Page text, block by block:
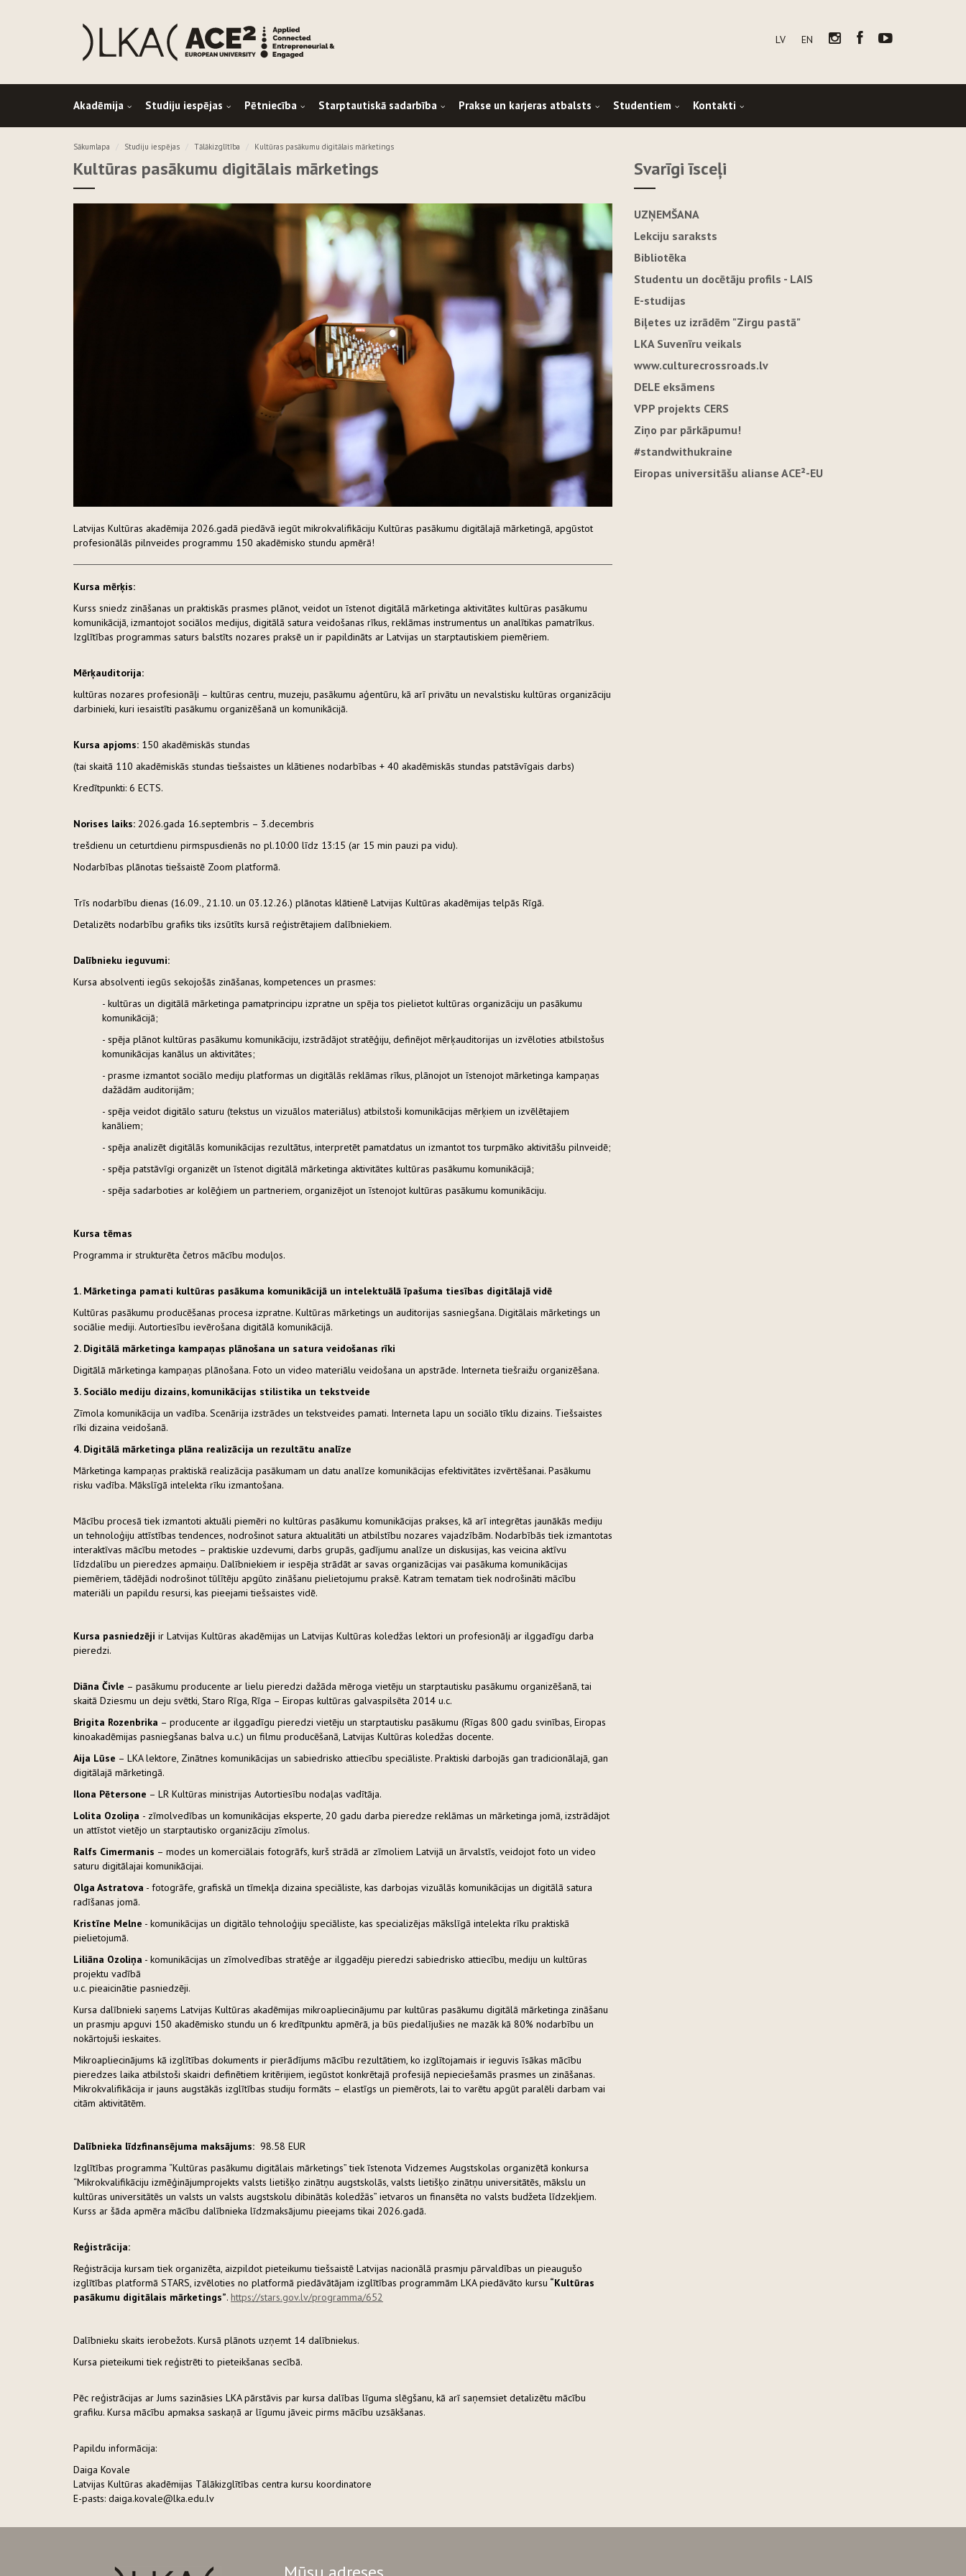
LV EN
Akadēmija Studiju iespējas Pētniecība Starptautiskā sadarbība Prakse un karjeras atbalsts Studentiem Kontakti
Sākumlapa Studiju iespējas Tālākizglītība Kultūras pasākumu digitālais mārketings
Kultūras pasākumu digitālais mārketings
Latvijas Kultūras akadēmija 2026.gadā piedāvā iegūt mikrokvalifikāciju Kultūras pasākumu digitālajā mārketingā, apgūstot
profesionālās pilnveides programmu 150 akadēmisko stundu apmērā!
Kursa mērķis:
Kurss sniedz zināšanas un praktiskās prasmes plānot, veidot un īstenot digitālā mārketinga aktivitātes kultūras pasākumu
komunikācijā, izmantojot sociālos medijus, digitālā satura veidošanas rīkus, reklāmas instrumentus un analītikas pamatrīkus.
Izglītības programmas saturs balstīts nozares praksē un ir papildināts ar Latvijas un starptautiskiem piemēriem.
Mērķauditorija:
kultūras nozares profesionāļi – kultūras centru, muzeju, pasākumu aģentūru, kā arī privātu un nevalstisku kultūras organizāciju
darbinieki, kuri iesaistīti pasākumu organizēšanā un komunikācijā.
Kursa apjoms: 150 akadēmiskās stundas
(tai skaitā 110 akadēmiskās stundas tiešsaistes un klātienes nodarbības + 40 akadēmiskās stundas patstāvīgais darbs)
Kredītpunkti: 6 ECTS.
Norises laiks: 2026.gada 16.septembris – 3.decembris
trešdienu un ceturtdienu pirmspusdienās no pl.10:00 līdz 13:15 (ar 15 min pauzi pa vidu).
Nodarbības plānotas tiešsaistē Zoom platformā.
Trīs nodarbību dienas (16.09., 21.10. un 03.12.26.) plānotas klātienē Latvijas Kultūras akadēmijas telpās Rīgā.
Detalizēts nodarbību grafiks tiks izsūtīts kursā reģistrētajiem dalībniekiem.
Dalībnieku ieguvumi:
Kursa absolventi iegūs sekojošās zināšanas, kompetences un prasmes:
- kultūras un digitālā mārketinga pamatprincipu izpratne un spēja tos pielietot kultūras organizāciju un pasākumu
komunikācijā;
- spēja plānot kultūras pasākumu komunikāciju, izstrādājot stratēģiju, definējot mērķauditorijas un izvēloties atbilstošus
komunikācijas kanālus un aktivitātes;
- prasme izmantot sociālo mediju platformas un digitālās reklāmas rīkus, plānojot un īstenojot mārketinga kampaņas
dažādām auditorijām;
- spēja veidot digitālo saturu (tekstus un vizuālos materiālus) atbilstoši komunikācijas mērķiem un izvēlētajiem
kanāliem;
- spēja analizēt digitālās komunikācijas rezultātus, interpretēt pamatdatus un izmantot tos turpmāko aktivitāšu pilnveidē;
- spēja patstāvīgi organizēt un īstenot digitālā mārketinga aktivitātes kultūras pasākumu komunikācijā;
- spēja sadarboties ar kolēģiem un partneriem, organizējot un īstenojot kultūras pasākumu komunikāciju.
Kursa tēmas
Programma ir strukturēta četros mācību moduļos.
1. Mārketinga pamati kultūras pasākuma komunikācijā un intelektuālā īpašuma tiesības digitālajā vidē
Kultūras pasākumu producēšanas procesa izpratne. Kultūras mārketings un auditorijas sasniegšana. Digitālais mārketings un
sociālie mediji. Autortiesību ievērošana digitālā komunikācijā.
2. Digitālā mārketinga kampaņas plānošana un satura veidošanas rīki
Digitālā mārketinga kampaņas plānošana. Foto un video materiālu veidošana un apstrāde. Interneta tiešraižu organizēšana.
3. Sociālo mediju dizains, komunikācijas stilistika un tekstveide
Zīmola komunikācija un vadība. Scenārija izstrādes un tekstveides pamati. Interneta lapu un sociālo tīklu dizains. Tiešsaistes
rīki dizaina veidošanā.
4. Digitālā mārketinga plāna realizācija un rezultātu analīze
Mārketinga kampaņas praktiskā realizācija pasākumam un datu analīze komunikācijas efektivitātes izvērtēšanai. Pasākumu
risku vadība. Mākslīgā intelekta rīku izmantošana.
Mācību procesā tiek izmantoti aktuāli piemēri no kultūras pasākumu komunikācijas prakses, kā arī integrētas jaunākās mediju
un tehnoloģiju attīstības tendences, nodrošinot satura aktualitāti un atbilstību nozares vajadzībām. Nodarbībās tiek izmantotas
interaktīvas mācību metodes – praktiskie uzdevumi, darbs grupās, gadījumu analīze un diskusijas, kas veicina aktīvu
līdzdalību un pieredzes apmaiņu. Dalībniekiem ir iespēja strādāt ar savas organizācijas vai pasākuma komunikācijas
piemēriem, tādējādi nodrošinot tūlītēju apgūto zināšanu pielietojumu praksē. Katram tematam tiek nodrošināti mācību
materiāli un papildu resursi, kas pieejami tiešsaistes vidē.
Kursa pasniedzēji ir Latvijas Kultūras akadēmijas un Latvijas Kultūras koledžas lektori un profesionāļi ar ilggadīgu darba
pieredzi.
Diāna Čivle – pasākumu producente ar lielu pieredzi dažāda mēroga vietēju un starptautisku pasākumu organizēšanā, tai
skaitā Dziesmu un deju svētki, Staro Rīga, Rīga – Eiropas kultūras galvaspilsēta 2014 u.c.
Brigita Rozenbrika – producente ar ilggadīgu pieredzi vietēju un starptautisku pasākumu (Rīgas 800 gadu svinības, Eiropas
kinoakadēmijas pasniegšanas balva u.c.) un filmu producēšanā, Latvijas Kultūras koledžas docente.
Aija Lūse – LKA lektore, Zinātnes komunikācijas un sabiedrisko attiecību speciāliste. Praktiski darbojās gan tradicionālajā, gan
digitālajā mārketingā.
Ilona Pētersone – LR Kultūras ministrijas Autortiesību nodaļas vadītāja.
Lolita Ozoliņa - zīmolvedības un komunikācijas eksperte, 20 gadu darba pieredze reklāmas un mārketinga jomā, izstrādājot
un attīstot vietējo un starptautisko organizāciju zīmolus.
Ralfs Cimermanis – modes un komerciālais fotogrāfs, kurš strādā ar zīmoliem Latvijā un ārvalstīs, veidojot foto un video
saturu digitālajai komunikācijai.
Olga Astratova - fotogrāfe, grafiskā un tīmekļa dizaina speciāliste, kas darbojas vizuālās komunikācijas un digitālā satura
radīšanas jomā.
Kristīne Melne - komunikācijas un digitālo tehnoloģiju speciāliste, kas specializējas mākslīgā intelekta rīku praktiskā
pielietojumā.
Liliāna Ozoliņa - komunikācijas un zīmolvedības stratēģe ar ilggadēju pieredzi sabiedrisko attiecību, mediju un kultūras
projektu vadībā
u.c. pieaicinātie pasniedzēji.
Kursa dalībnieki saņems Latvijas Kultūras akadēmijas mikroapliecinājumu par kultūras pasākumu digitālā mārketinga zināšanu
un prasmju apguvi 150 akadēmisko stundu un 6 kredītpunktu apmērā, ja būs piedalījušies ne mazāk kā 80% nodarbību un
nokārtojuši ieskaites.
Mikroapliecinājums kā izglītības dokuments ir pierādījums mācību rezultātiem, ko izglītojamais ir ieguvis īsākas mācību
pieredzes laika atbilstoši skaidri definētiem kritērijiem, iegūstot konkrētajā profesijā nepieciešamās prasmes un zināšanas.
Mikrokvalifikācija ir jauns augstākās izglītības studiju formāts – elastīgs un piemērots, lai to varētu apgūt paralēli darbam vai
citām aktivitātēm.
Dalībnieka līdzfinansējuma maksājums: 98.58 EUR
Izglītības programma “Kultūras pasākumu digitālais mārketings” tiek īstenota Vidzemes Augstskolas organizētā konkursa
“Mikrokvalifikāciju izmēģinājumprojekts valsts lietišķo zinātņu augstskolās, valsts lietišķo zinātņu universitātēs, mākslu un
kultūras universitātēs un valsts un valsts augstskolu dibinātās koledžās” ietvaros un finansēta no valsts budžeta līdzekļiem.
Kurss ar šāda apmēra mācību dalībnieka līdzmaksājumu pieejams tikai 2026.gadā.
Reģistrācija:
Reģistrācija kursam tiek organizēta, aizpildot pieteikumu tiešsaistē Latvijas nacionālā prasmju pārvaldības un pieaugušo
izglītības platformā STARS, izvēloties no platformā piedāvātājam izglītības programmām LKA piedāvāto kursu “Kultūras
pasākumu digitālais mārketings”. https://stars.gov.lv/programma/652
Dalībnieku skaits ierobežots. Kursā plānots uzņemt 14 dalībniekus.
Kursa pieteikumi tiek reģistrēti to pieteikšanas secībā.
Pēc reģistrācijas ar Jums sazināsies LKA pārstāvis par kursa dalības līguma slēgšanu, kā arī saņemsiet detalizētu mācību
grafiku. Kursa mācību apmaksa saskaņā ar līgumu jāveic pirms mācību uzsākšanas.
Papildu informācija:
Daiga Kovale
Latvijas Kultūras akadēmijas Tālākizglītības centra kursu koordinatore
E-pasts: daiga.kovale@lka.edu.lv
Svarīgi īsceļi
UZŅEMŠANA
Lekciju saraksts
Bibliotēka
Studentu un docētāju profils - LAIS
E-studijas
Biļetes uz izrādēm "Zirgu pastā"
LKA Suvenīru veikals
www.culturecrossroads.lv
DELE eksāmens
VPP projekts CERS
Ziņo par pārkāpumu!
#standwithukraine
Eiropas universitāšu alianse ACE²-EU